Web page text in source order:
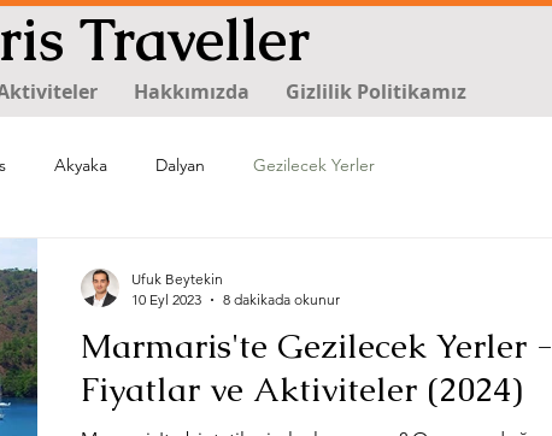
Hakkımızda Gizlilik Politikamız
Traveller
Akyaka Dalyan Gezilecek Yerler
Marmaris'te Gezilecek Yerler -
Fiyatlar ve Aktiviteler (2024)
Ufuk Beytekin
10 Eyl 2023
8 dakikada okunur